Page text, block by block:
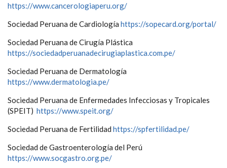
https://www.cancerologiaperu.org/
Sociedad Peruana de Cardiología https://sopecard.org/portal/
Sociedad Peruana de Cirugía Plástica
https://sociedadperuanadecirugiaplastica.com.pe/
Sociedad Peruana de Dermatología
https://www.dermatologia.pe/
Sociedad Peruana de Enfermedades Infecciosas y Tropicales
(SPEIT) https://www.speit.org/
Sociedad Peruana de Fertilidad https://spfertilidad.pe/
Sociedad de Gastroenterología del Perú
https://www.socgastro.org.pe/